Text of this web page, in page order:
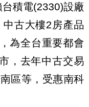
積電(2330)設廠
古大樓2房產品
為全台重要都會
，去年中古交易
區等，受惠南科